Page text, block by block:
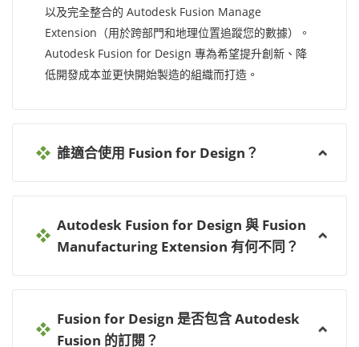
以及完全整合的 Autodesk Fusion Manage
Extension（用於跨部門和地理位置追蹤您的數據）。
Autodesk Fusion for Design 專為希望提升創新、降
低開發成本並更快開始製造的組織而打造。
誰適合使用 Fusion for Design？
Autodesk Fusion for Design 與 Fusion
Manufacturing Extension 有何不同？
Fusion for Design 是否包含 Autodesk
Fusion 的訂閱？